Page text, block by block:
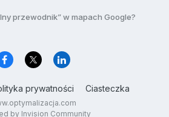
przewodnik” w mapach Google?
prywatności Ciasteczka
by Invision Community